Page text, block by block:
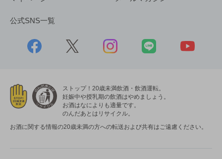
公式SNS一覧
ストップ！20歳未満飲酒・飲酒運転。
妊娠中や授乳期の飲酒はやめましょう。
お酒はなによりも適量です。
のんだあとはリサイクル。
お酒に関する情報の20歳未満の方への転送および共有はご遠慮ください。